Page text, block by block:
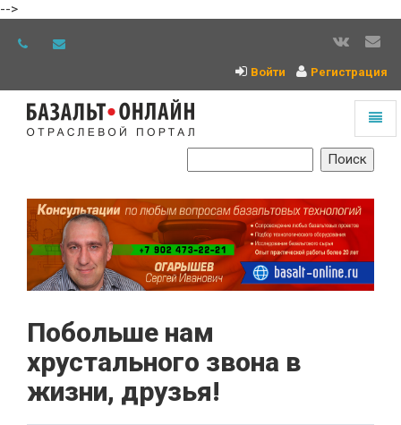
-->
Войти Регистрация
Побольше нам
хрустального звона в
жизни, друзья!